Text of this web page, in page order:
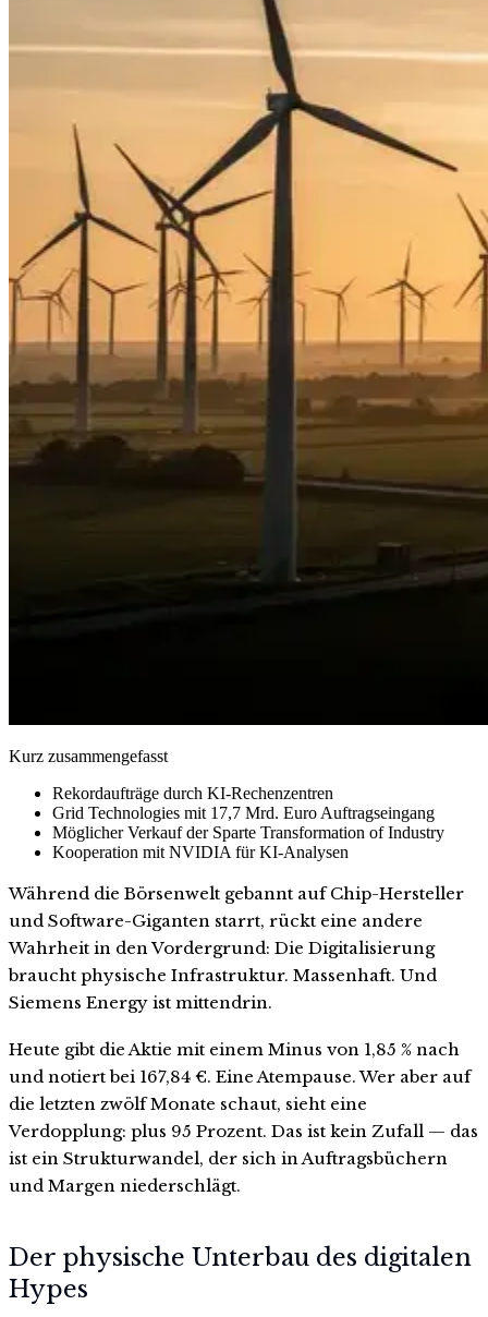
Kurz zusammengefasst
Rekordaufträge durch KI-Rechenzentren
Grid Technologies mit 17,7 Mrd. Euro Auftragseingang
Möglicher Verkauf der Sparte Transformation of Industry
Kooperation mit NVIDIA für KI-Analysen
Während die Börsenwelt gebannt auf Chip-Hersteller
und Software-Giganten starrt, rückt eine andere
Wahrheit in den Vordergrund: Die Digitalisierung
braucht physische Infrastruktur. Massenhaft. Und
Siemens Energy ist mittendrin.
Heute gibt die Aktie mit einem Minus von 1,85 % nach
und notiert bei 167,84 €. Eine Atempause. Wer aber auf
die letzten zwölf Monate schaut, sieht eine
Verdopplung: plus 95 Prozent. Das ist kein Zufall — das
ist ein Strukturwandel, der sich in Auftragsbüchern
und Margen niederschlägt.
Der physische Unterbau des digitalen
Hypes